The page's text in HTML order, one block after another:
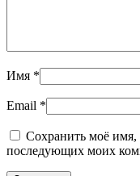
Имя *
Email *
Сохранить моё имя,
последующих моих